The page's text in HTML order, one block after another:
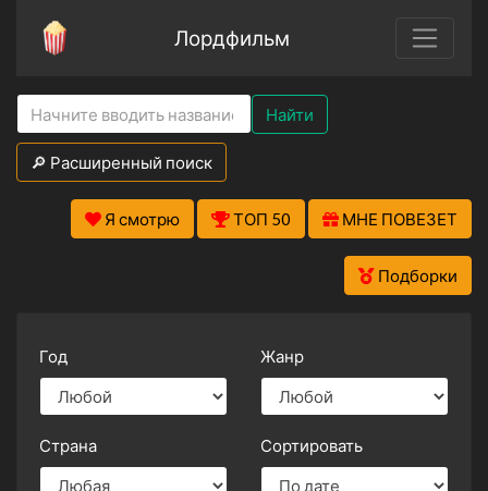
Лордфильм
Найти
🔎 Расширенный поиск
Я смотрю ТОП 50 МНЕ ПОВЕЗЕТ
Подборки
Год Жанр
Страна Сортировать